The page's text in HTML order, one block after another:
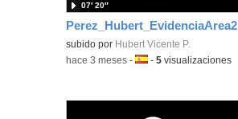
Perez_Hubert_EvidenciaArea2
subido por Hubert Vicente P.
07′ 20″
-hace 3 meses -Idioma:
-5 visualizaciones